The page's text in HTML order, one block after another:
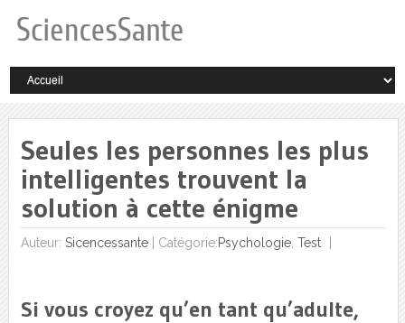
Seules les personnes les plus
intelligentes trouvent la
solution à cette énigme
Auteur: Sicencessante| Catégorie:Psychologie, Test
Si vous croyez qu’en tant qu’adulte,